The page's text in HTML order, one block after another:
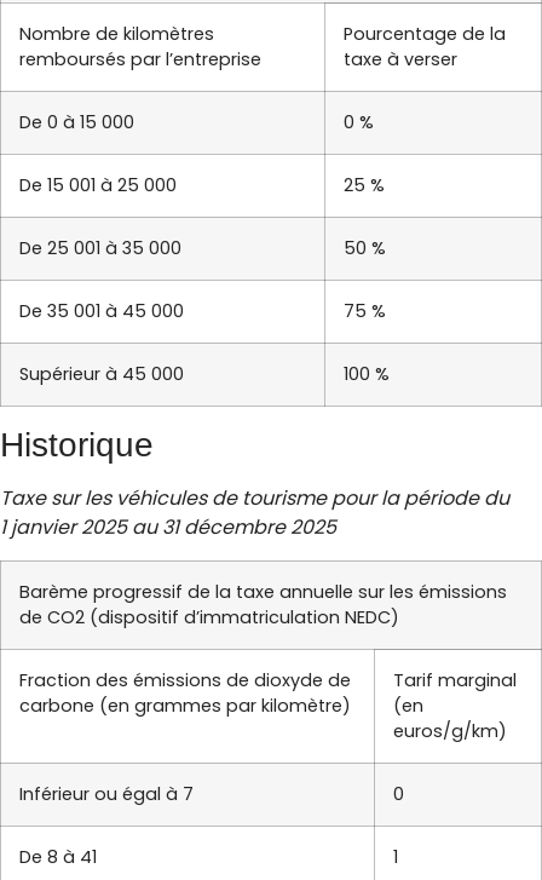
Nombre de kilomètres
remboursés par l’entreprise
Pourcentage de la
taxe à verser
De 0 à 15 000 0 %
De 15 001 à 25 000 25 %
De 25 001 à 35 000 50 %
De 35 001 à 45 000 75 %
Supérieur à 45 000 100 %
Historique
Taxe sur les véhicules de tourisme pour la période du
1 janvier 2025 au 31 décembre 2025
Barème progressif de la taxe annuelle sur les émissions
de CO2 (dispositif d’immatriculation NEDC)
Fraction des émissions de dioxyde de
carbone (en grammes par kilomètre)
Tarif marginal
(en
euros/g/km)
Inférieur ou égal à 7 0
De 8 à 41 1